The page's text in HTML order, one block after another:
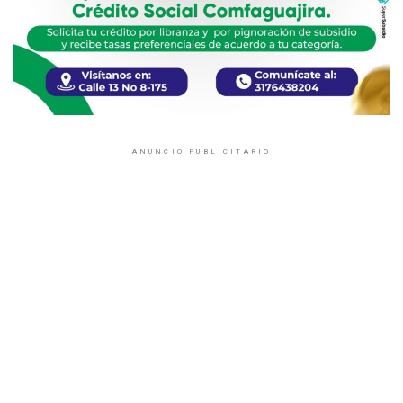
ANUNCIO PUBLICITARIO